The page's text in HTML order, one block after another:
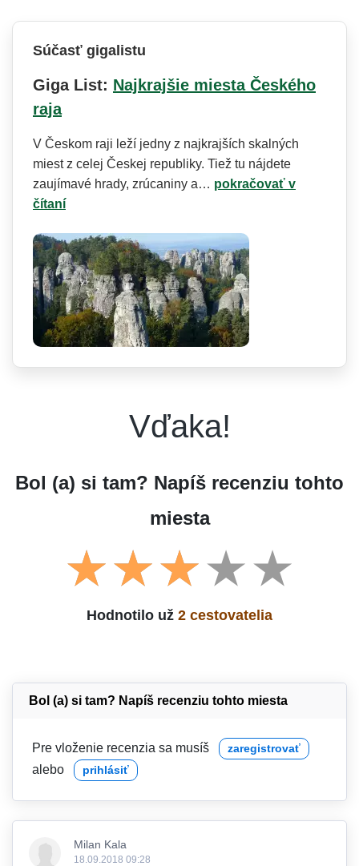
Súčasť gigalistu
Giga List: Najkrajšie miesta Českého
raja
V Českom raji leží jedny z najkrajších skalných
miest z celej Českej republiky. Tiež tu nájdete
zaujímavé hrady, zrúcaniny a… pokračovať v
čítaní
Vďaka!
Bol (a) si tam? Napíš recenziu tohto
miesta
Hodnotilo už 2 cestovatelia
Bol (a) si tam? Napíš recenziu tohto miesta
Pre vloženie recenzia sa musíš zaregistrovať
alebo prihlásiť
Milan Kala
18.09.2018 09:28